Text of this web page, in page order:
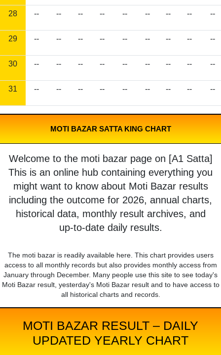
28 -- -- -- -- -- -- -- -- --
29 -- -- -- -- -- -- -- -- --
30 -- -- -- -- -- -- -- -- --
31 -- -- -- -- -- -- -- -- --
MOTI BAZAR SATTA KING CHART
Welcome to the moti bazar page on [A1 Satta]
This is an online hub containing everything you
might want to know about Moti Bazar results
including the outcome for 2026, annual charts,
historical data, monthly result archives, and
up-to-date daily results.
The moti bazar is readily available here. This chart provides users
access to all monthly records but also provides monthly access from
January through December. Many people use this site to see today's
Moti Bazar result, yesterday's Moti Bazar result and to have access to
all historical charts and records.
MOTI BAZAR RESULT – DAILY
UPDATED YEARLY CHART